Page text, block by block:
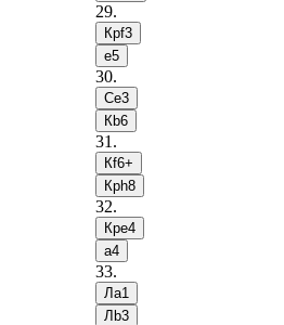
29.
Крf3
e5
30.
Сe3
Кb6
31 .
Кf6+
Крh8
32.
Крe4
a4
33.
Лa1
Лb3